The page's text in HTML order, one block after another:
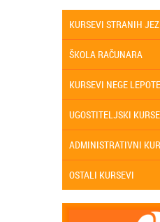
KURSEVI STRANIH
ŠKOLA RAČUNARA
KURSEVI NEGE LEPOTE
UGOSTITELJSKI
ADMINISTRATIVNI
OSTALI KURSEVI